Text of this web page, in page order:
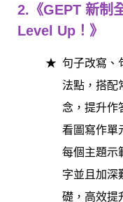
2.《GEPT 新制
Level Up！》
句子改寫、
法點，搭配
念，提升作
看圖寫作單
每個主題示
字並且加深
礎，高效提